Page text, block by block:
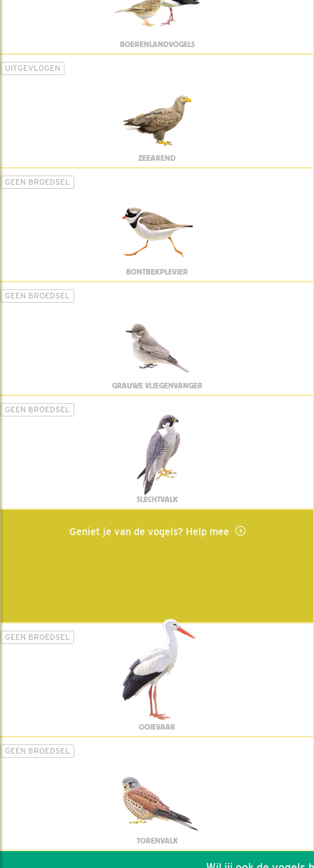
BOERENLANDVOGELS
UITGEVLOGEN
ZEEAREND
GEEN BROEDSEL
BONTBEKPLEVIER
GEEN BROEDSEL
GRAUWE VLIEGENVANGER
GEEN BROEDSEL
SLECHTVALK
Geniet je van de vogels? Help mee
GEEN BROEDSEL
OOIEVAAR
GEEN BROEDSEL
TORENVALK